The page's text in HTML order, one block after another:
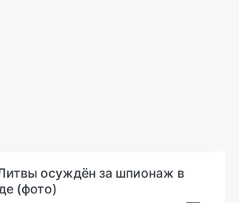
осуждён за шпионаж в
(фото)